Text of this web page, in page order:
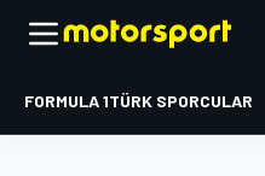
FORMULA 1TÜRK SPORCULAR